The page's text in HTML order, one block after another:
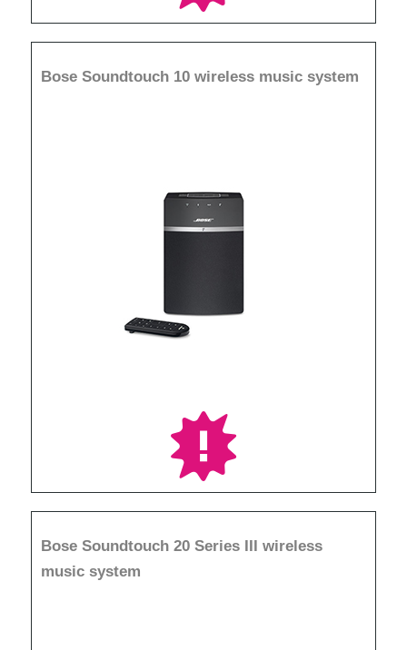
Bose Soundtouch 10 wireless music system
Bose Soundtouch 20 Series III wireless
music system